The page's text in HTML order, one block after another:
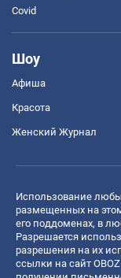
Covid
Шоу
Афиша
Красота
Женский Журнал
Использование
размещенных на
его поддоменах, в
Разрешается
разрешения на их
ссылки на сайт